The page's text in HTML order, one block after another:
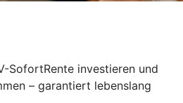
SofortRente investieren und
– garantiert lebenslang